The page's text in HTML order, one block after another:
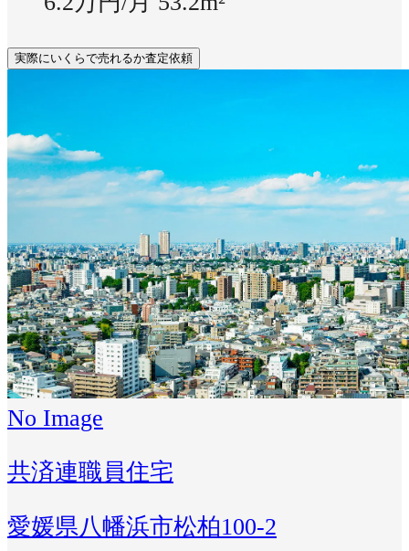
実際にいくらで売れるか査定依頼
No Image
共済連職員住宅
愛媛県八幡浜市松柏100-2